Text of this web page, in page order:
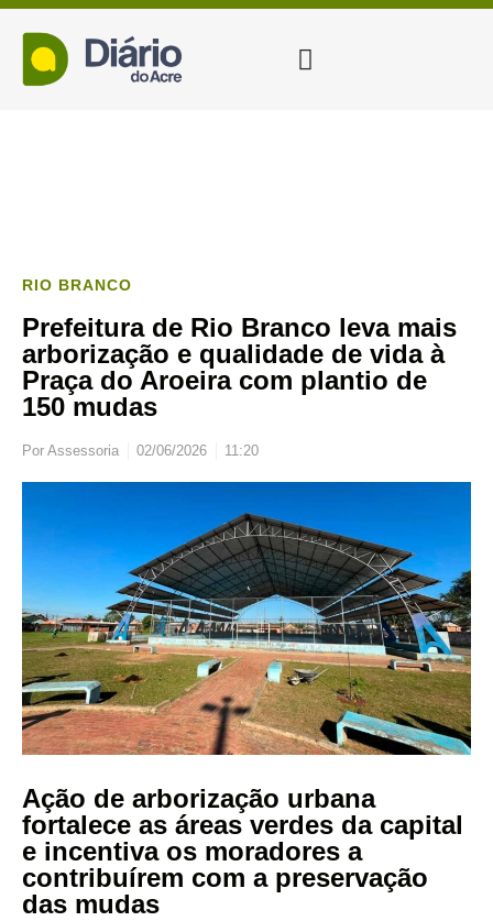
RIO BRANCO
Prefeitura de Rio Branco leva mais
arborização e qualidade de vida à
Praça do Aroeira com plantio de
150 mudas
Por Assessoria 02/06/2026 11:20
Ação de arborização urbana
fortalece as áreas verdes da capital
e incentiva os moradores a
contribuírem com a preservação
das mudas